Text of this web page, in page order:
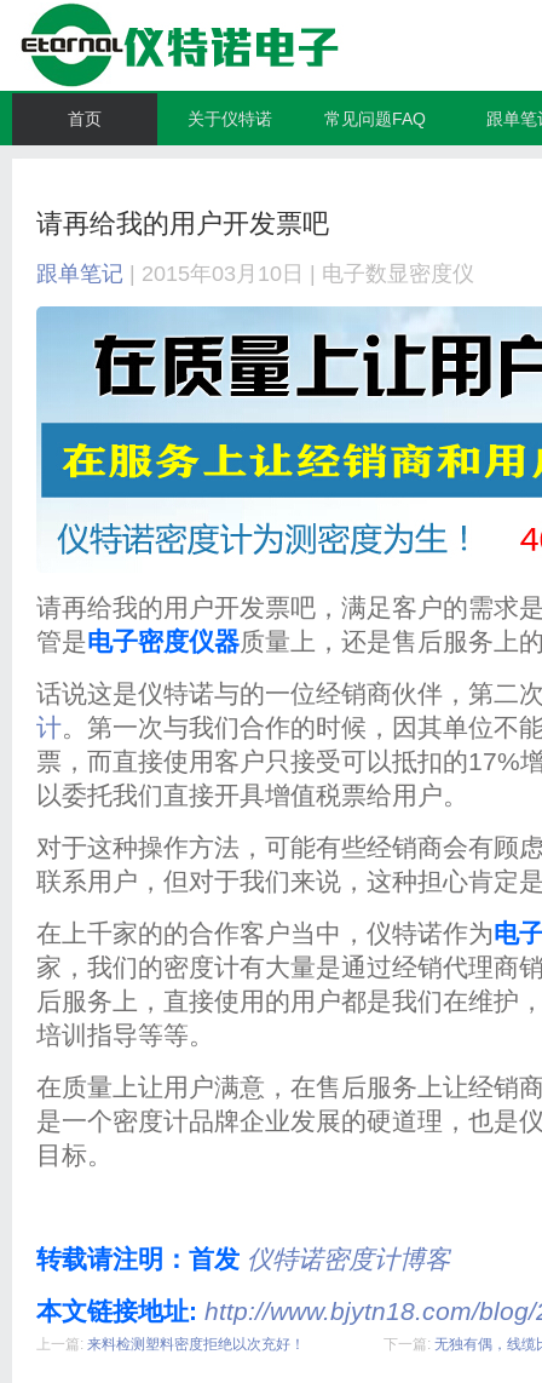
首页 关于仪特诺 常见问题FAQ 跟单笔
请再给我的用户开发票吧
跟单笔记 | 2015年03月10日 | 电子数显密度仪
请再给我的用户开发票吧，满足客户的需求
管是电子密度仪器质量上，还是售后服务上
话说这是仪特诺与的一位经销商伙伴，第二
计。第一次与我们合作的时候，因其单位不
票，而直接使用客户只接受可以抵扣的17%
以委托我们直接开具增值税票给用户。
对于这种操作方法，可能有些经销商会有顾
联系用户，但对于我们来说，这种担心肯定
在上千家的的合作客户当中，仪特诺作为电
家，我们的密度计有大量是通过经销代理商
后服务上，直接使用的用户都是我们在维护
培训指导等等。
在质量上让用户满意，在售后服务上让经销
是一个密度计品牌企业发展的硬道理，也是
目标。
转载请注明：首发 仪特诺密度计博客
本文链接地址: http://www.bjytn18.com/
上一篇: 来料检测塑料密度拒绝以次充好！ 下一篇: 无独有偶，线缆